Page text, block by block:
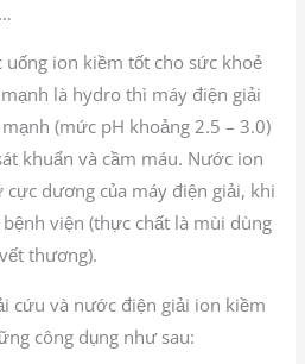
ion kiềm tốt cho sức khoẻ
là hydro thì máy điện giải
(mức pH khoảng 2.5 – 3.0)
khuẩn và cầm máu. Nước ion
dương của máy điện giải, khi
viện (thực chất là mùi dùng
thương).
cứu và nước điện giải ion kiềm
công dụng như sau: